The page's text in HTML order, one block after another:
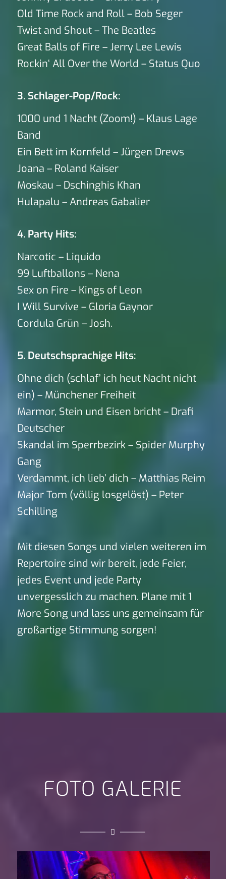
Old Time Rock and Roll – Bob Seger
Twist and Shout – The Beatles
Great Balls of Fire – Jerry Lee Lewis
Rockin‘ All Over the World – Status Quo
3. Schlager-Pop/Rock:
1000 und 1 Nacht (Zoom!) – Klaus Lage
Band
Ein Bett im Kornfeld – Jürgen Drews
Joana – Roland Kaiser
Moskau – Dschinghis Khan
Hulapalu – Andreas Gabalier
4. Party Hits:
Narcotic – Liquido
99 Luftballons – Nena
Sex on Fire – Kings of Leon
I Will Survive – Gloria Gaynor
Cordula Grün – Josh.
5. Deutschsprachige Hits:
Ohne dich (schlaf’ ich heut Nacht nicht
ein) – Münchener Freiheit
Marmor, Stein und Eisen bricht – Drafi
Deutscher
Skandal im Sperrbezirk – Spider Murphy
Gang
Verdammt, ich lieb’ dich – Matthias Reim
Major Tom (völlig losgelöst) – Peter
Schilling
Mit diesen Songs und vielen weiteren im
Repertoire sind wir bereit, jede Feier,
jedes Event und jede Party
unvergesslich zu machen. Plane mit 1
More Song und lass uns gemeinsam für
großartige Stimmung sorgen!
FOTO GALERIE